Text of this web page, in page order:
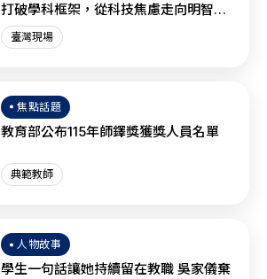
打破學科框架，從科技焦慮走向明智協
作？
臺灣現場
焦點話題
教育部公布115年師鐸獎獲獎人員名單
典範教師
人物故事
學生一句話讓她持續留在教職 吳家儀棄